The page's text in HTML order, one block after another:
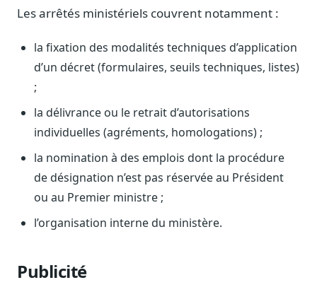
Données exhaustives pour vos travaux académiques
Suivi par secteur
Cas d'usage concrets
Six cas pour gagner du temps
Conseil (Advisory)
Consultants seniors, plateforme Legiwatch incluse
17 guides sur le Parlement, la procédure, le plaidoyer
Les arrêtés ministériels couvrent notamment :
la fixation des modalités techniques d’application
d’un décret (formulaires, seuils techniques, listes)
;
la délivrance ou le retrait d’autorisations
individuelles (agréments, homologations) ;
la nomination à des emplois dont la procédure
de désignation n’est pas réservée au Président
ou au Premier ministre ;
l’organisation interne du ministère.
Publicité